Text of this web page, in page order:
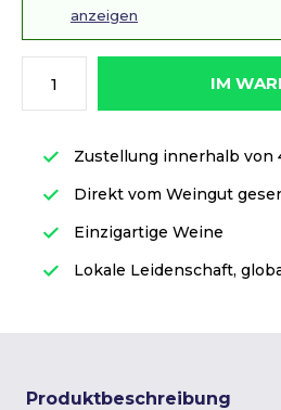
anzeigen
IM
Zustellung innerhalb von
Direkt vom Weingut
Einzigartige Weine
Lokale Leidenschaft,
Produktbeschreibung